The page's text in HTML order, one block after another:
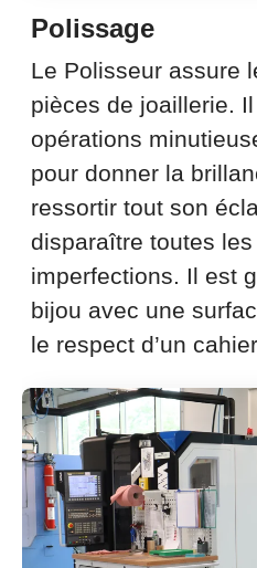
Polissage
Le Polisseur assure
pièces de joaillerie.
opérations
pour donner la
ressortir tout son
disparaître toutes
imperfections. Il est
bijou avec une
le respect d’un